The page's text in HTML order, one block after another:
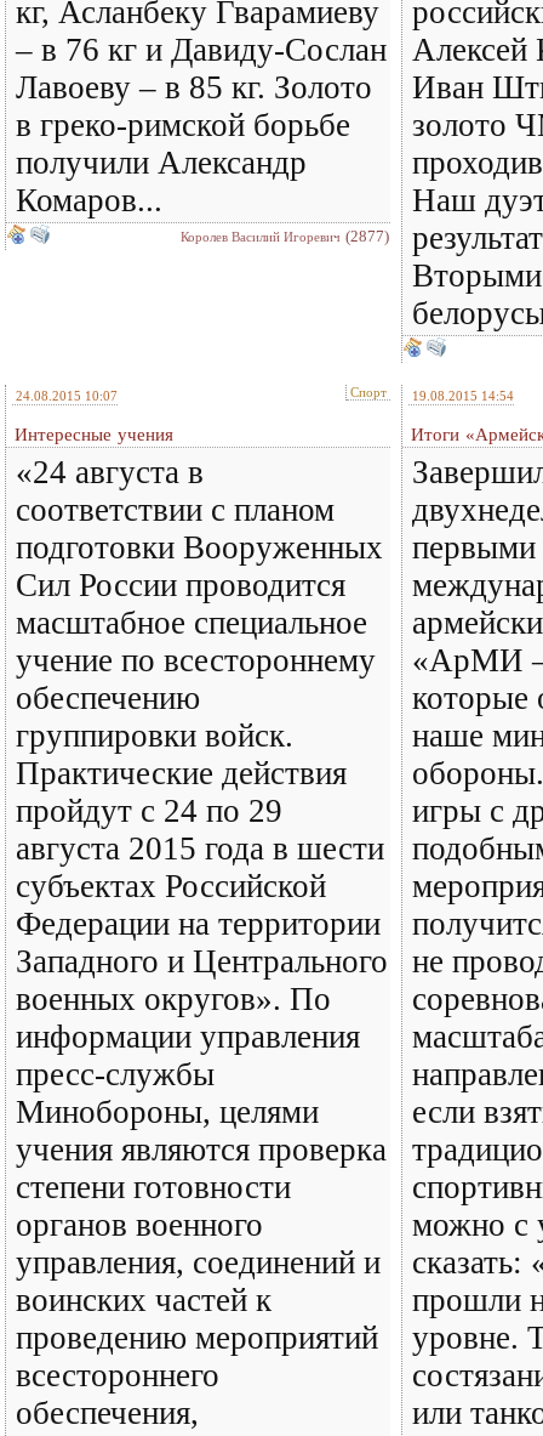
кг, Асланбеку Гварамиеву
– в 76 кг и Давиду-Сослан
Лавоеву – в 85 кг. Золото
в греко-римской борьбе
получили Александр
Комаров...
Королев Василий Игоревич (2877)
Алексей
Иван
золото
Наш
Вторыми
24.08.2015 10:07 Спорт
Интересные учения
«24 августа в
соответствии с планом
подготовки Вооруженных
Сил России проводится
масштабное специальное
учение по всестороннему
обеспечению
группировки войск.
Практические действия
пройдут с 24 по 29
августа 2015 года в шести
субъектах Российской
Федерации на территории
Западного и Центрального
военных округов». По
информации управления
пресс-службы
Минобороны, целями
учения являются проверка
степени готовности
органов военного
управления, соединений и
воинских частей к
проведению мероприятий
всестороннего
обеспечения,
19.08.2015 14:54
Итоги
первыми
«АрМИ
которые
наше
игры с
не
если
можно с
прошли
уровне.
или